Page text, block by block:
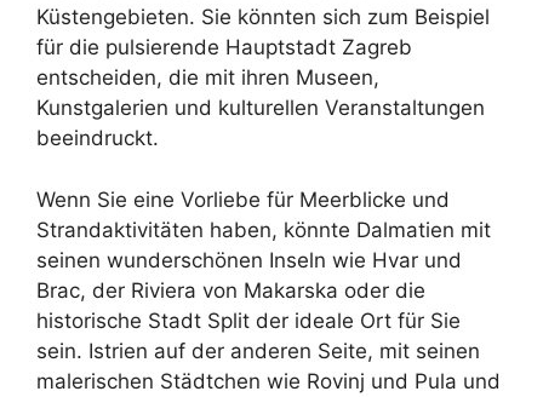
Küstengebieten. Sie könnten sich zum Beispiel
für die pulsierende Hauptstadt Zagreb
entscheiden, die mit ihren Museen,
Kunstgalerien und kulturellen Veranstaltungen
beeindruckt.
Wenn Sie eine Vorliebe für Meerblicke und
Strandaktivitäten haben, könnte Dalmatien mit
seinen wunderschönen Inseln wie Hvar und
Brac, der Riviera von Makarska oder die
historische Stadt Split der ideale Ort für Sie
sein. Istrien auf der anderen Seite, mit seinen
malerischen Städtchen wie Rovinj und Pula und